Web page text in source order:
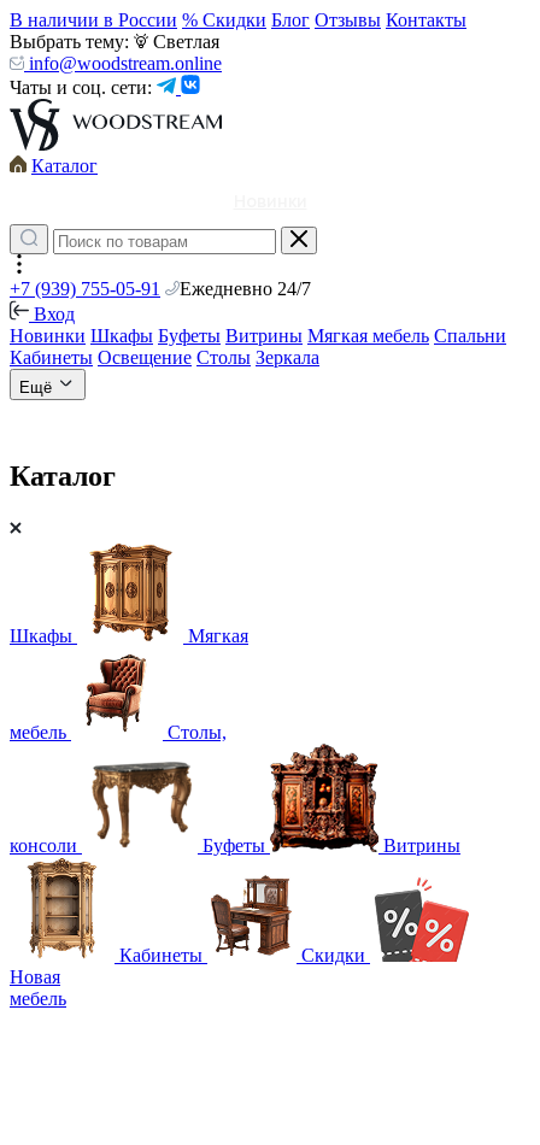
В наличии в России % Скидки Блог Отзывы Контакты
Выбрать тему:
Светлая
info@woodstream.online
Чаты и соц. сети:
Каталог
+7 (939) 755-05-91
Ежедневно 24/7
Вход
Новинки Шкафы Буфеты Витрины Мягкая мебель Спальни
Кабинеты Освещение Столы Зеркала
Ещё
Каталог
Шкафы Мягкая
мебель Столы,
консоли Буфеты Витрины
Кабинеты
Скидки
Новая
мебель